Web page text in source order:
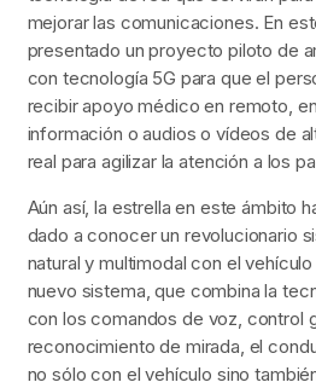
mejorar las comunicaciones. En
presentado un proyecto piloto de
con tecnología 5G para que el
recibir apoyo médico en remoto,
información o audios o vídeos de
real para agilizar la atención a los
Aún así, la estrella en este ámbito
dado a conocer un revolucionario
natural y multimodal con el
nuevo sistema, que combina la
con los comandos de voz, control
reconocimiento de mirada, el
no sólo con el vehículo sino